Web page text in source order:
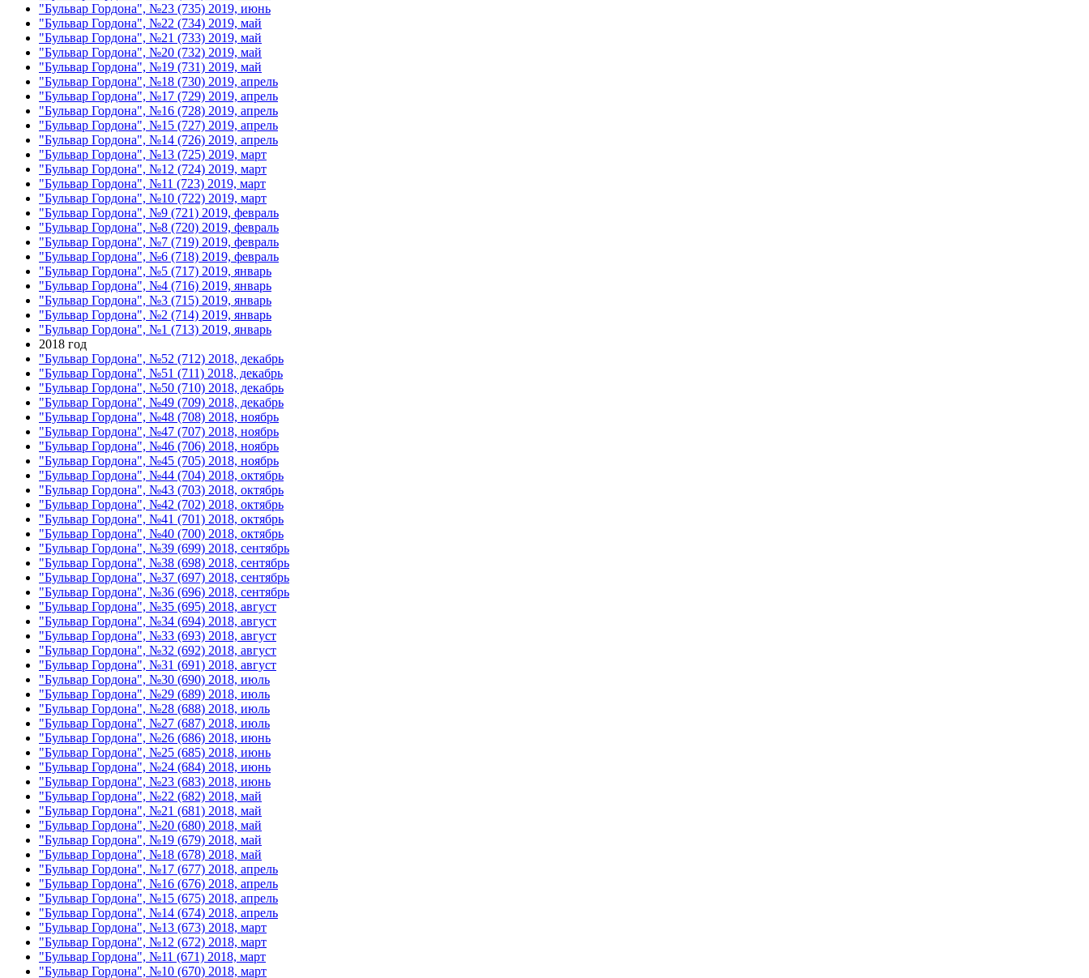
"Бульвар Гордона", №23 (735) 2019, июнь
"Бульвар Гордона", №22 (734) 2019, май
"Бульвар Гордона", №21 (733) 2019, май
"Бульвар Гордона", №20 (732) 2019, май
"Бульвар Гордона", №19 (731) 2019, май
"Бульвар Гордона", №18 (730) 2019, апрель
"Бульвар Гордона", №17 (729) 2019, апрель
"Бульвар Гордона", №16 (728) 2019, апрель
"Бульвар Гордона", №15 (727) 2019, апрель
"Бульвар Гордона", №14 (726) 2019, апрель
"Бульвар Гордона", №13 (725) 2019, март
"Бульвар Гордона", №12 (724) 2019, март
"Бульвар Гордона", №11 (723) 2019, март
"Бульвар Гордона", №10 (722) 2019, март
"Бульвар Гордона", №9 (721) 2019, февраль
"Бульвар Гордона", №8 (720) 2019, февраль
"Бульвар Гордона", №7 (719) 2019, февраль
"Бульвар Гордона", №6 (718) 2019, февраль
"Бульвар Гордона", №5 (717) 2019, январь
"Бульвар Гордона", №4 (716) 2019, январь
"Бульвар Гордона", №3 (715) 2019, январь
"Бульвар Гордона", №2 (714) 2019, январь
"Бульвар Гордона", №1 (713) 2019, январь
2018 год
"Бульвар Гордона", №52 (712) 2018, декабрь
"Бульвар Гордона", №51 (711) 2018, декабрь
"Бульвар Гордона", №50 (710) 2018, декабрь
"Бульвар Гордона", №49 (709) 2018, декабрь
"Бульвар Гордона", №48 (708) 2018, ноябрь
"Бульвар Гордона", №47 (707) 2018, ноябрь
"Бульвар Гордона", №46 (706) 2018, ноябрь
"Бульвар Гордона", №45 (705) 2018, ноябрь
"Бульвар Гордона", №44 (704) 2018, октябрь
"Бульвар Гордона", №43 (703) 2018, октябрь
"Бульвар Гордона", №42 (702) 2018, октябрь
"Бульвар Гордона", №41 (701) 2018, октябрь
"Бульвар Гордона", №40 (700) 2018, октябрь
"Бульвар Гордона", №39 (699) 2018, сентябрь
"Бульвар Гордона", №38 (698) 2018, сентябрь
"Бульвар Гордона", №37 (697) 2018, сентябрь
"Бульвар Гордона", №36 (696) 2018, сентябрь
"Бульвар Гордона", №35 (695) 2018, август
"Бульвар Гордона", №34 (694) 2018, август
"Бульвар Гордона", №33 (693) 2018, август
"Бульвар Гордона", №32 (692) 2018, август
"Бульвар Гордона", №31 (691) 2018, август
"Бульвар Гордона", №30 (690) 2018, июль
"Бульвар Гордона", №29 (689) 2018, июль
"Бульвар Гордона", №28 (688) 2018, июль
"Бульвар Гордона", №27 (687) 2018, июль
"Бульвар Гордона", №26 (686) 2018, июнь
"Бульвар Гордона", №25 (685) 2018, июнь
"Бульвар Гордона", №24 (684) 2018, июнь
"Бульвар Гордона", №23 (683) 2018, июнь
"Бульвар Гордона", №22 (682) 2018, май
"Бульвар Гордона", №21 (681) 2018, май
"Бульвар Гордона", №20 (680) 2018, май
"Бульвар Гордона", №19 (679) 2018, май
"Бульвар Гордона", №18 (678) 2018, май
"Бульвар Гордона", №17 (677) 2018, апрель
"Бульвар Гордона", №16 (676) 2018, апрель
"Бульвар Гордона", №15 (675) 2018, апрель
"Бульвар Гордона", №14 (674) 2018, апрель
"Бульвар Гордона", №13 (673) 2018, март
"Бульвар Гордона", №12 (672) 2018, март
"Бульвар Гордона", №11 (671) 2018, март
"Бульвар Гордона", №10 (670) 2018, март